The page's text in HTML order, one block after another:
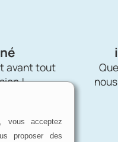
avant tout
!
vous acceptez
proposer des